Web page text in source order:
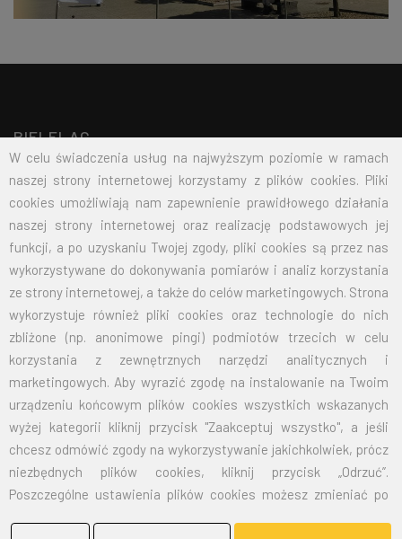
W celu świadczenia usług na najwyższym poziomie w ramach
naszej strony internetowej korzystamy z plików cookies. Pliki
cookies umożliwiają nam zapewnienie prawidłowego działania
naszej strony internetowej oraz realizację podstawowych jej
funkcji, a po uzyskaniu Twojej zgody, pliki cookies są przez nas
wykorzystywane do dokonywania pomiarów i analiz korzystania
ze strony internetowej, a także do celów marketingowych. Strona
wykorzystuje również pliki cookies oraz technologie do nich
zbliżone (np. anonimowe pingi) podmiotów trzecich w celu
korzystania z zewnętrznych narzędzi analitycznych i
marketingowych. Aby wyrazić zgodę na instalowanie na Twoim
urządzeniu końcowym plików cookies wszystkich wskazanych
wyżej kategorii kliknij przycisk "Zaakceptuj wszystko", a jeśli
chcesz odmówić zgody na wykorzystywanie jakichkolwiek, prócz
niezbędnych plików cookies, kliknij przycisk „Odrzuć”.
Poszczególne ustawienia plików cookies możesz zmieniać po
BIELFLAG
BIEL - FLAG
Flagi, Bandery, Reklamy Sp. z o.o.
jest firmą plasującą swoją działalność w segmencie rynku
zajmowanym przez usługi reklamowe i promocyjne.
SKONTAKTUJ SIĘ Z NAMI
Adres:43-300 Bielsko-Biała ul. gen. St. Maczka 9
Email: biuro@bielflag.pl
Tel: 600 421 190